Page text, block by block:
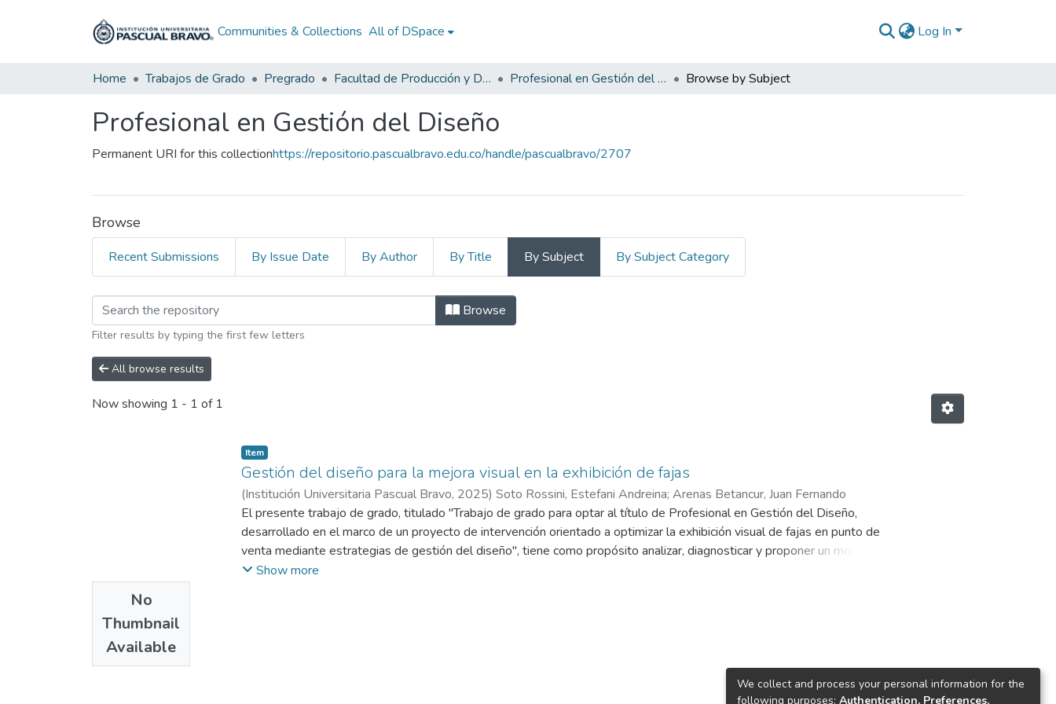
Communities & Collections All of DSpace Log In
Home Trabajos de Grado Pregrado Facultad de Producción y Diseño Profesional en Gestión del Diseño Browse by Subject
Profesional en Gestión del Diseño
Permanent URI for this collectionhttps://repositorio.pascualbravo.edu.co/handle/pascualbravo/2707
Browse
Recent Submissions By Issue Date By Author By Title By Subject By Subject Category
Browsing Profesional en Gestión del Diseño by Subject "Anthropometric
Browse
Filter results by typing the first few letters
All browse results
Now showing 1 - 1 of 1
No
Thumbnail
Available
Item
Gestión del diseño para la mejora visual en la exhibición de fajas
(Institución Universitaria Pascual Bravo, 2025) Soto Rossini, Estefani Andreina; Arenas Betancur, Juan Fernando
El presente trabajo de grado, titulado "Trabajo de grado para optar al título de Profesional en Gestión del Diseño,
desarrollado en el marco de un proyecto de intervención orientado a optimizar la exhibición visual de fajas en punto de
venta mediante estrategias de gestión del diseño", tiene como propósito analizar, diagnosticar y proponer un modelo
de mejora para la exhibición de fajas, un tipo de prenda funcional cuya naturaleza técnica y simbólica requiere una
Show more
We collect and process your personal information for the
following purposes: Authentication, Preferences,